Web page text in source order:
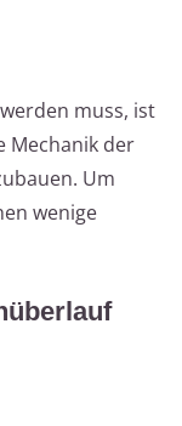
muss, ist
Mechanik der
Um
wenige